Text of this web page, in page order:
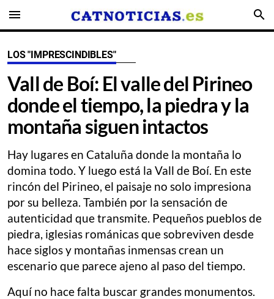
menu search
LOS "IMPRESCINDIBLES"
Vall de Boí: El valle del Pirineo
donde el tiempo, la piedra y la
montaña siguen intactos
Hay lugares en Cataluña donde la montaña lo
domina todo. Y luego está la Vall de Boí. En este
rincón del Pirineo, el paisaje no solo impresiona
por su belleza. También por la sensación de
autenticidad que transmite. Pequeños pueblos de
piedra, iglesias románicas que sobreviven desde
hace siglos y montañas inmensas crean un
escenario que parece ajeno al paso del tiempo.
Aquí no hace falta buscar grandes monumentos.